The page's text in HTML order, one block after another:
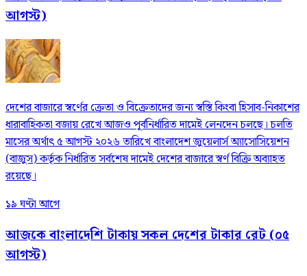
আগস্ট)
দেশের বাজারে স্বর্ণের ক্রেতা ও বিক্রেতাদের জন্য স্বস্তি কিংবা হিসাব-নিকাশের
ধারাবাহিকতা বজায় রেখে আজও পূর্বনির্ধারিত দামেই লেনদেন চলছে। চলতি
মাসের অর্থাৎ ৫ আগস্ট ২০২৬ তারিখে বাংলাদেশ জুয়েলার্স অ্যাসোসিয়েশন
(বাজুস) কর্তৃক নির্ধারিত সর্বশেষ দামেই দেশের বাজারে স্বর্ণ বিক্রি অব্যাহত
রয়েছে।
১৯ ঘণ্টা আগে
আজকে বাংলাদেশি টাকায় সকল দেশের টাকার রেট (০৫
আগস্ট)